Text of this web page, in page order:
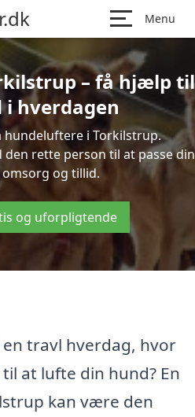
Menu
– få hjælp til
i hverdagen
hundeluftere i Torkilstrup.
rette person til at passe din
og tillid.
og uforpligtende
en travl hverdag, hvor
at lufte din hund? En
kan være den